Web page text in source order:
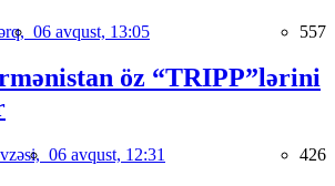
06 avqust, 13:05 557
öz “TRIPP”lərini
06 avqust, 12:31 426